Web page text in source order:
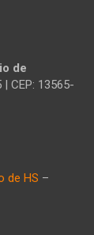
de
CEP: 13565-
de HS –